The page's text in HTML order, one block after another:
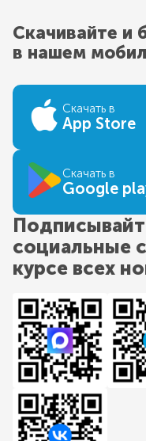
Скачивайте и
в нашем
Скачать в
App Store
Скачать в
Google
социальные
курсе всех